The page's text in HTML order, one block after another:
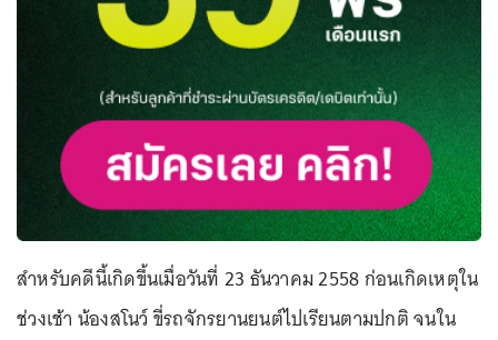
สำหรับคดีนี้เกิดขึ้นเมื่อวันที่ 23 ธันวาคม 2558 ก่อนเกิดเหตุใน
ช่วงเช้า น้องสโนว์ ขี่รถจักรยานยนต์ไปเรียนตามปกติ จนใน